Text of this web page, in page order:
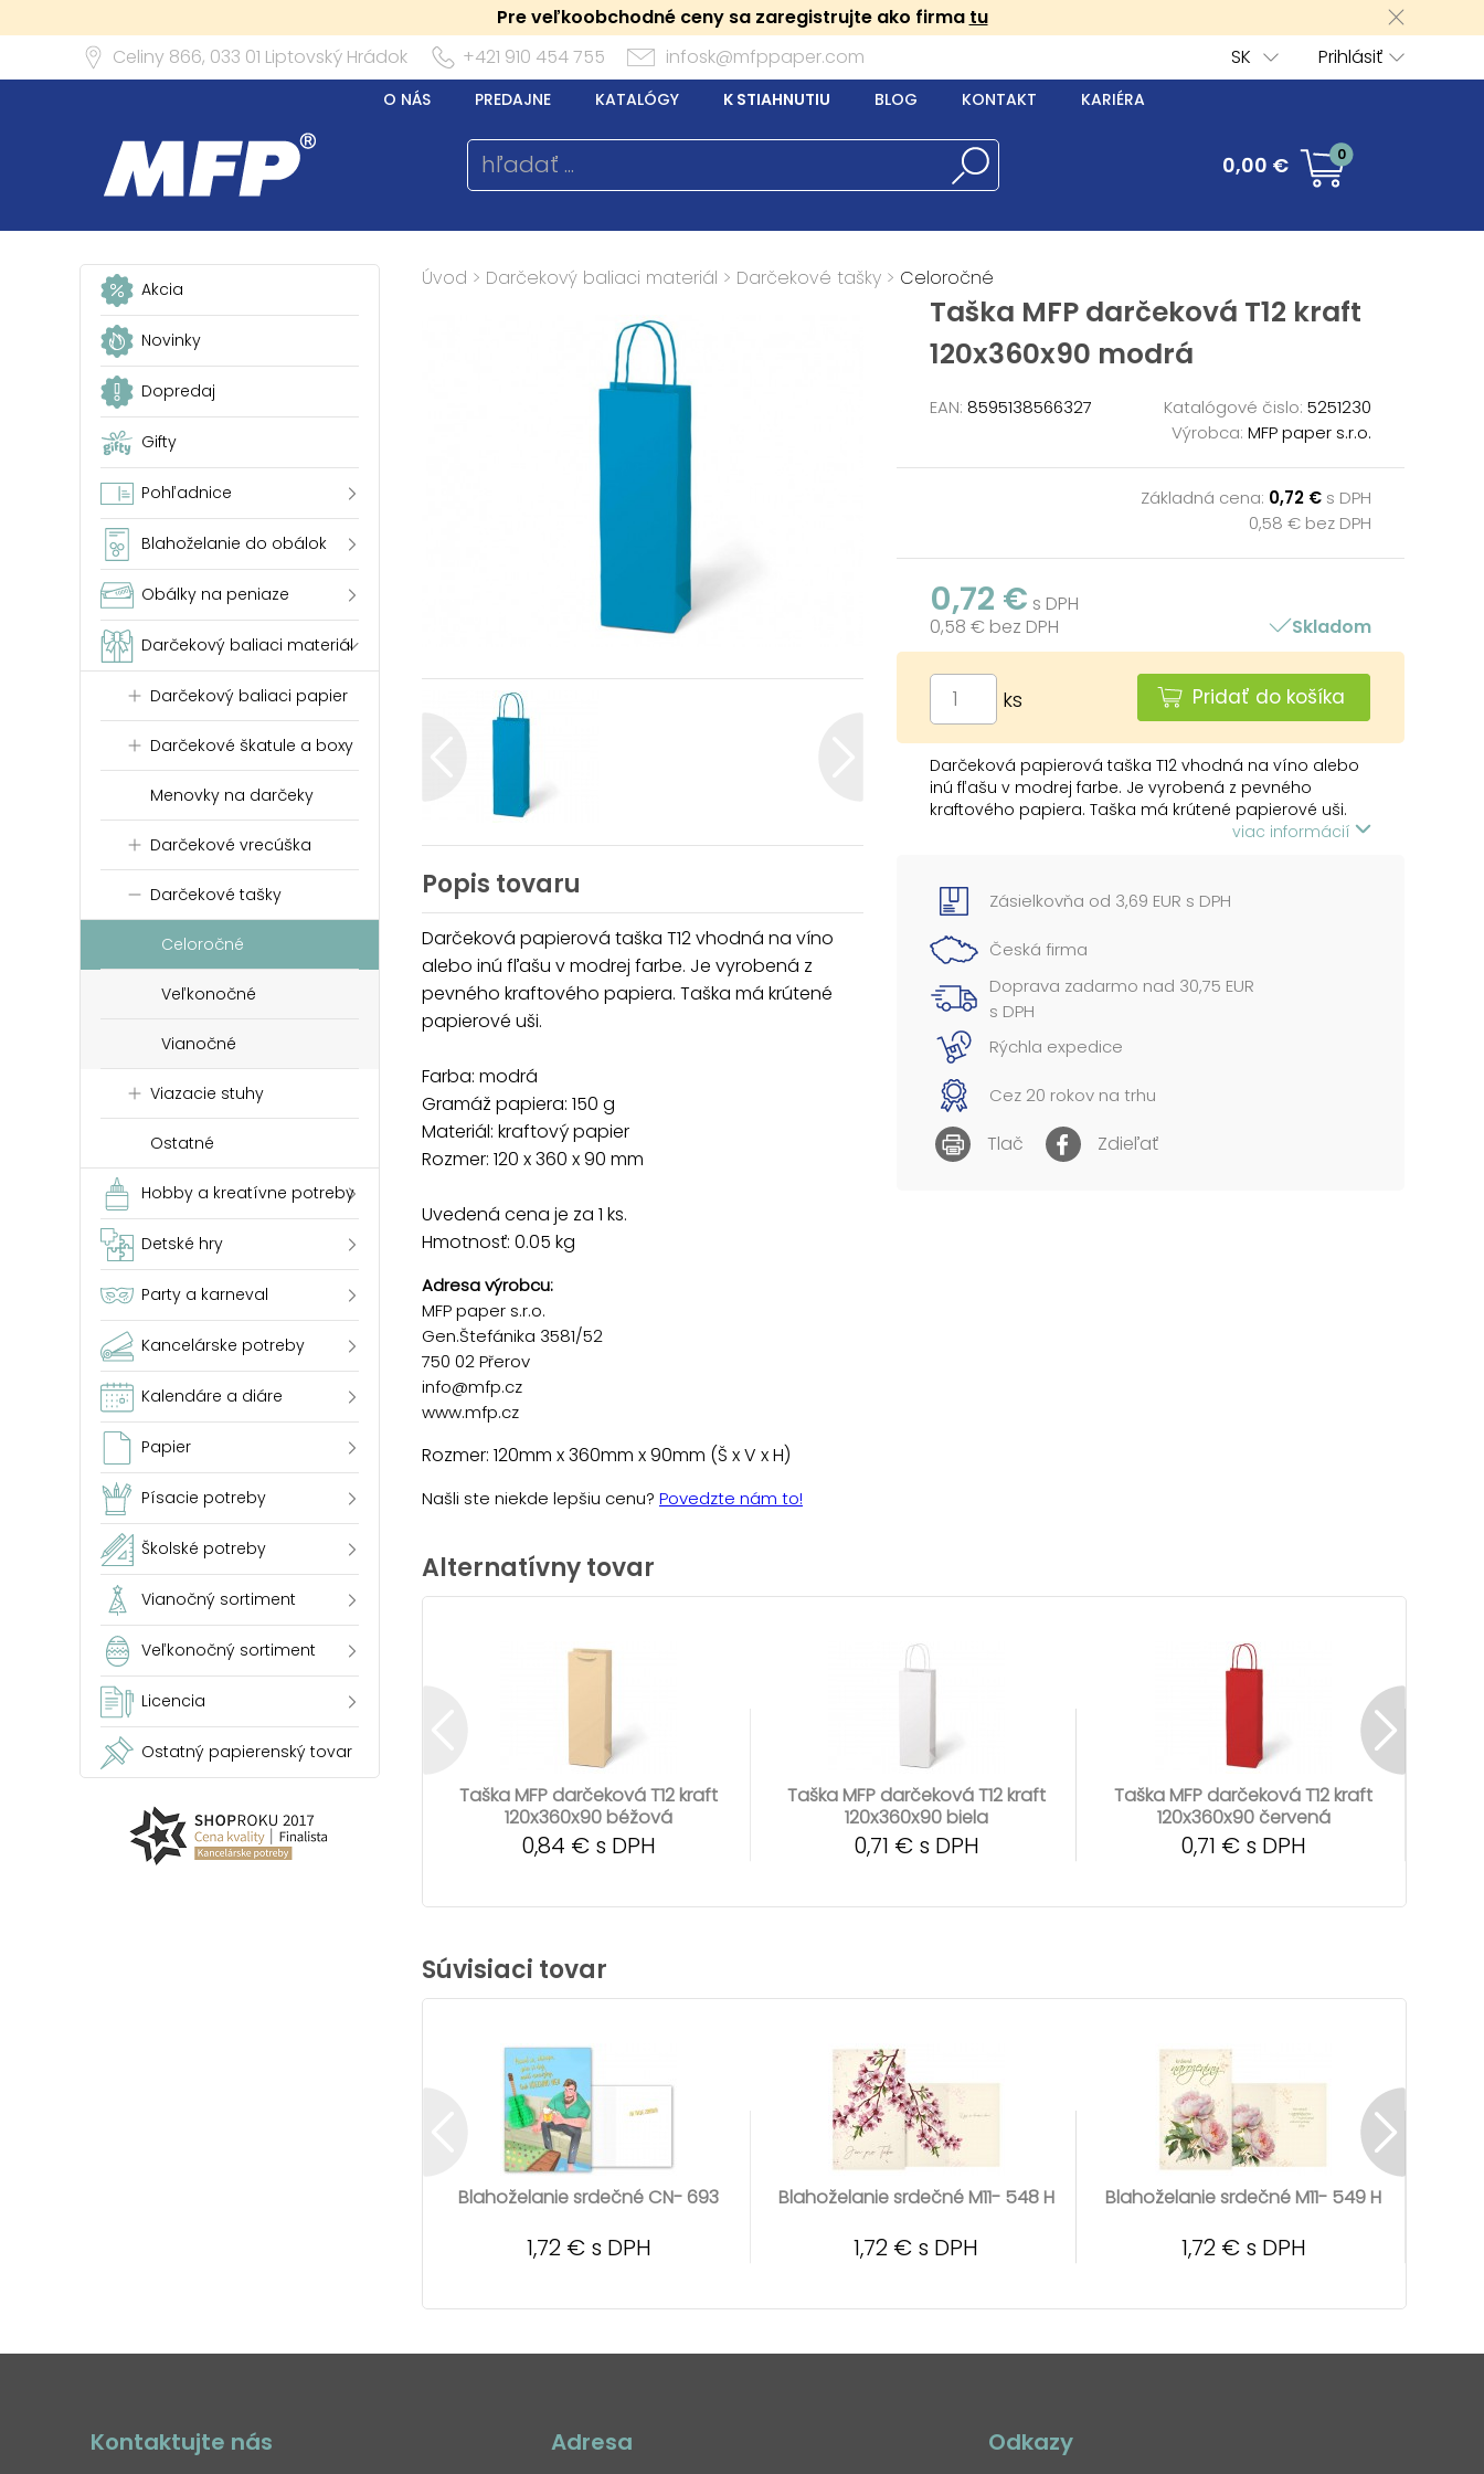
Pre veľkoobchodné ceny sa zaregistrujte ako firma tu
Celiny 866, 033 01 Liptovský Hrádok +421 910 454 755 infosk@mfppaper.com Prihlásiť
SK
O NÁS PREDAJNE KATALÓGY K STIAHNUTIU BLOG KONTAKT KARIÉRA
0,00 € 0
Akcia
Novinky
Dopredaj
Gifty
Pohľadnice
Blahoželanie do obálok
Obálky na peniaze
Darčekový baliaci materiál
Darčekový baliaci papier
Darčekové škatule a boxy
Menovky na darčeky
Darčekové vrecúška
Darčekové tašky
Celoročné
Veľkonočné
Vianočné
Viazacie stuhy
Ostatné
Hobby a kreatívne potreby
Detské hry
Party a karneval
Kancelárske potreby
Kalendáre a diáre
Papier
Písacie potreby
Školské potreby
Vianočný sortiment
Veľkonočný sortiment
Licencia
Ostatný papierenský tovar
Úvod > Darčekový baliaci materiál > Darčekové tašky > Celoročné
Taška MFP darčeková T12 kraft
120x360x90 modrá
EAN: 8595138566327 Katalógové čislo: 5251230
Výrobca: MFP paper s.r.o.
Základná cena: 0,72 € s DPH
0,58 € bez DPH
0,72 € s DPH
0,58 € bez DPH
Skladom
ks Pridať do košíka
Darčeková papierová taška T12 vhodná na víno alebo
inú fľašu v modrej farbe. Je vyrobená z pevného
kraftového papiera. Taška má krútené papierové uši.
Materiál: kraftový papier
Rozmer: 120 x 360 x 90 mm
Uvedená cena je za 1 ks....
viac informácií
Popis tovaru
Darčeková papierová taška T12 vhodná na víno
alebo inú fľašu v modrej farbe. Je vyrobená z
pevného kraftového papiera. Taška má krútené
papierové uši.
Farba: modrá
Gramáž papiera: 150 g
Materiál: kraftový papier
Rozmer: 120 x 360 x 90 mm
Uvedená cena je za 1 ks.
Hmotnosť: 0.05 kg
Adresa výrobcu:
MFP paper s.r.o.
Gen.Štefánika 3581/52
750 02 Přerov
info@mfp.cz
www.mfp.cz
Rozmer: 120mm x 360mm x 90mm (Š x V x H)
Našli ste niekde lepšiu cenu? Povedzte nám to!
Zásielkovňa od 3,69 EUR s DPH
Česká firma
Doprava zadarmo nad 30,75 EUR
s DPH
Rýchla expedice
Cez 20 rokov na trhu
Tlač Zdieľať
Alternatívny tovar
Taška MFP darčeková T12 kraft
120x360x90 béžová
0,84 € s DPH
Taška MFP darčeková T12 kraft
120x360x90 biela
0,71 € s DPH
Taška MFP darčeková T12 kraft
120x360x90 červená
0,71 € s DPH
Súvisiaci tovar
Blahoželanie srdečné CN- 693
1,72 € s DPH
Blahoželanie srdečné M11- 548 H
1,72 € s DPH
Blahoželanie srdečné M11- 549 H
1,72 € s DPH
Kontaktujte nás Adresa Odkazy